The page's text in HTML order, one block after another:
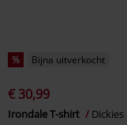
% Bijna uitverkocht
€ 30,99
Irondale T-shirt Dickies